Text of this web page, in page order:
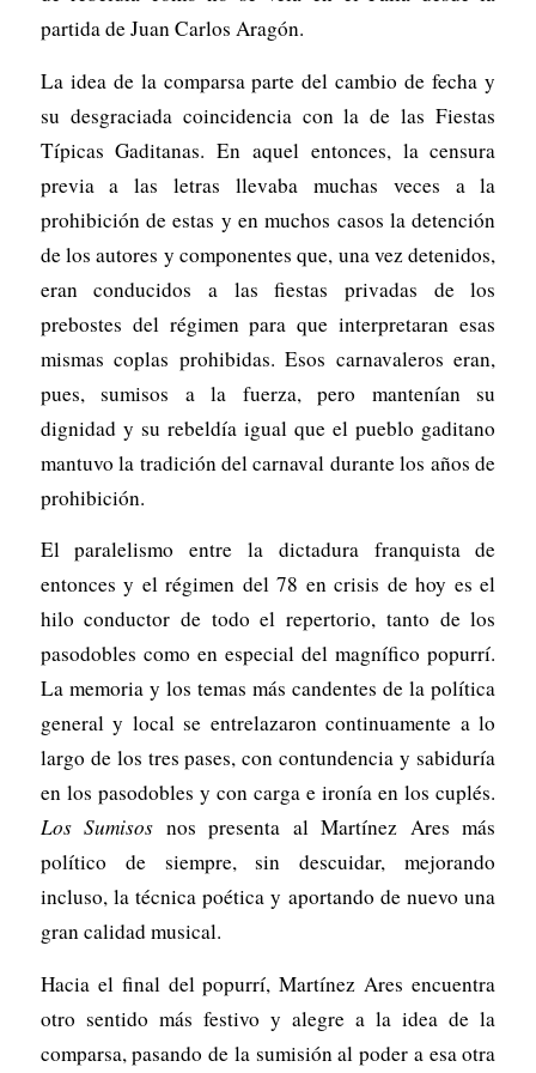
partida de Juan Carlos Aragón.
La idea de la comparsa parte del cambio de fecha y
su desgraciada coincidencia con la de las Fiestas
Típicas Gaditanas. En aquel entonces, la censura
previa a las letras llevaba muchas veces a la
prohibición de estas y en muchos casos la detención
de los autores y componentes que, una vez detenidos,
eran conducidos a las fiestas privadas de los
prebostes del régimen para que interpretaran esas
mismas coplas prohibidas. Esos carnavaleros eran,
pues, sumisos a la fuerza, pero mantenían su
dignidad y su rebeldía igual que el pueblo gaditano
mantuvo la tradición del carnaval durante los años de
prohibición.
El paralelismo entre la dictadura franquista de
entonces y el régimen del 78 en crisis de hoy es el
hilo conductor de todo el repertorio, tanto de los
pasodobles como en especial del magnífico popurrí.
La memoria y los temas más candentes de la política
general y local se entrelazaron continuamente a lo
largo de los tres pases, con contundencia y sabiduría
en los pasodobles y con carga e ironía en los cuplés.
Los Sumisos nos presenta al Martínez Ares más
político de siempre, sin descuidar, mejorando
incluso, la técnica poética y aportando de nuevo una
gran calidad musical.
Hacia el final del popurrí, Martínez Ares encuentra
otro sentido más festivo y alegre a la idea de la
comparsa, pasando de la sumisión al poder a esa otra